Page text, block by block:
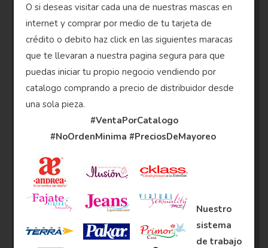
O si deseas visitar cada una de nuestras mascas en
internet y comprar por medio de tu tarjeta de
crédito o debito haz click en las siguientes maracas
que te llevaran a nuestra pagina segura para que
puedas iniciar tu propio negocio vendiendo por
catalogo comprando a precio de distribuidor desde
una sola pieza.
#VentaPorCatalogo
#NoOrdenMinima #PreciosDeMayoreo
Nuestro
sistema
de trabajo